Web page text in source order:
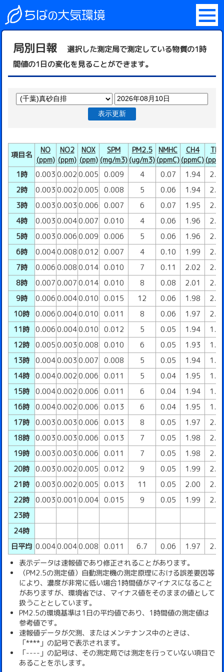
局別日報
選択した測定局で測定している物質の1時
間値の1日の変化を見ることができます。
表示更新
項目名
NO
(ppm)
NO2
(ppm)
NOX
(ppm)
SPM
(mg/m3)
PM2.5
(ug/m3)
NMHC
(ppmC)
CH4
(ppmC)
THC
1時
0.003 0.002 0.005 0.009 4 0.07 1.94
2時
0.003 0.002 0.005 0.008 5 0.06 1.94
3時
0.003 0.003 0.006 0.007 6 0.07 1.95
4時
0.003 0.0040.007 0.010 4 0.06 1.96
5時
0.003 0.006 0.009 0.006 5 0.06 1.96
6時
0.0040.008 0.012 0.007 4 0.10 1.99
7時
0.006 0.008 0.014 0.010 7 0.11 2.02
8時
0.007 0.007 0.014 0.010 8 0.08 2.01
9時
0.006 0.0040.010 0.015 12 0.06 1.98
10時 0.006 0.0040.010 0.011 8 0.06 1.97
11時 0.006 0.0040.010 0.012 5 0.05 1.94
12時 0.005 0.003 0.008 0.010 6 0.05 1.93
13時 0.0040.003 0.007 0.008 5 0.05 1.94
14時 0.0040.002 0.006 0.011 5 0.04 1.95
15時 0.0040.002 0.006 0.011 6 0.04 1.94
16時 0.0040.002 0.006 0.013 6 0.04 1.95
17時 0.003 0.003 0.006 0.013 8 0.05 1.97
18時 0.003 0.003 0.006 0.013 7 0.05 1.98
19時 0.003 0.003 0.006 0.011 7 0.05 1.98
20時 0.003 0.002 0.005 0.012 9 0.05 1.99
21時 0.003 0.002 0.005 0.013 11 0.05 2.00
22時 0.003 0.001 0.004 0.015 9 0.05 1.99
23時
24時
日平均 0.0040.0040.008 0.011 6.7 0.06 1.97
表示データは速報値であり修正されることがあります。
（PM2.5の測定値）自動測定機の測定原理における誤差要因等
により、濃度が非常に低い場合1時間値がマイナスになること
がありますが、環境省では、マイナス値をそのままの値として
扱うこととしています。
PM2.5の環境基準は1日の平均値であり、1時間値の測定値は
参考値です。
速報値データが欠測、またはメンテナンス中のときは、
「****」の記号で表示されます。
「----」の記号は、その測定局では測定を行っていない項目で
あることを示します。